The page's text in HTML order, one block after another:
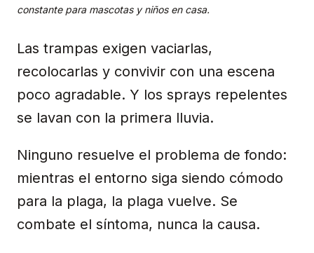
constante para mascotas y niños en casa.
Las trampas exigen vaciarlas,
recolocarlas y convivir con una escena
poco agradable. Y los sprays repelentes
se lavan con la primera lluvia.
Ninguno resuelve el problema de fondo:
mientras el entorno siga siendo cómodo
para la plaga, la plaga vuelve. Se
combate el síntoma, nunca la causa.